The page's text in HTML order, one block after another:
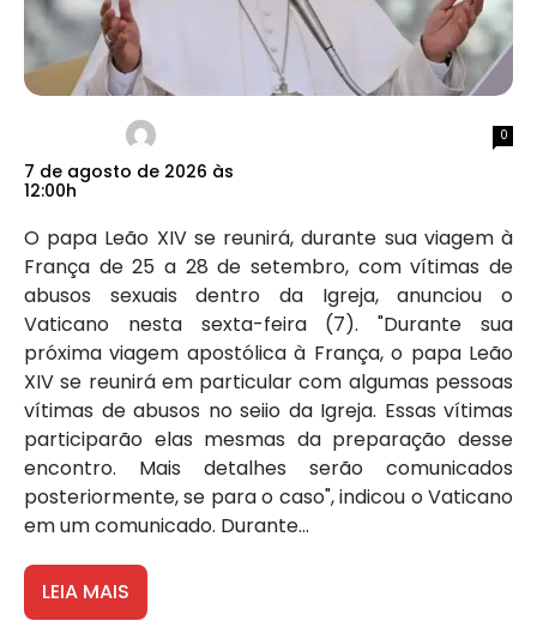
7 de agosto de 2026 às
12:00h
0
O papa Leão XIV se reunirá, durante sua viagem à
França de 25 a 28 de setembro, com vítimas de
abusos sexuais dentro da Igreja, anunciou o
Vaticano nesta sexta-feira (7). "Durante sua
próxima viagem apostólica à França, o papa Leão
XIV se reunirá em particular com algumas pessoas
vítimas de abusos no seiio da Igreja. Essas vítimas
participarão elas mesmas da preparação desse
encontro. Mais detalhes serão comunicados
posteriormente, se para o caso", indicou o Vaticano
em um comunicado. Durante...
LEIA MAIS